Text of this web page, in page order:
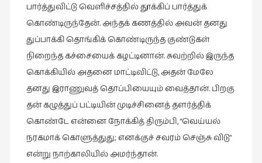
எனக்குப்
பிடித்த
கதைகள்
எனது
பரிந்துரைகள்
ஓவியங்கள்
பார்த்துவிட்டு வெளிச்சத்தில் தூக்கிப் பார்த்துக்
கொண்டிருந்தேன். அந்தக் கணத்தில் அவன் தனது
துப்பாக்கி தொங்கிக் கொண்டிருந்த குண்டுகள்
நிறைந்த கச்சையைக் கழட்டினான். சுவற்றில் இருந்த
கொக்கியில் அதனை மாட்டிவிட்டு, அதன் மேலே
தனது இராணுவத் தொப்பியையும் வைத்தான். பிறகு
தன் கழுத்துப் பட்டியின் முடிச்சினைத் தளர்த்திக்
கொண்டே என்னை நோக்கித் திரும்பி, “வெய்யல்
நரகமாக் கொளுத்துது; எனக்குச் சவரம் செஞ்சு விடு”
என்று நாற்காலியில் அமர்ந்தான்.